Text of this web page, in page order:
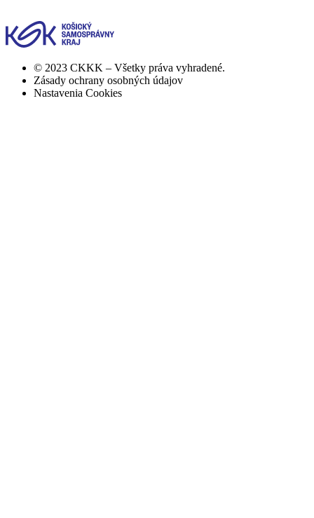
© 2023 CKKK – Všetky práva vyhradené.
Zásady ochrany osobných údajov
Nastavenia Cookies